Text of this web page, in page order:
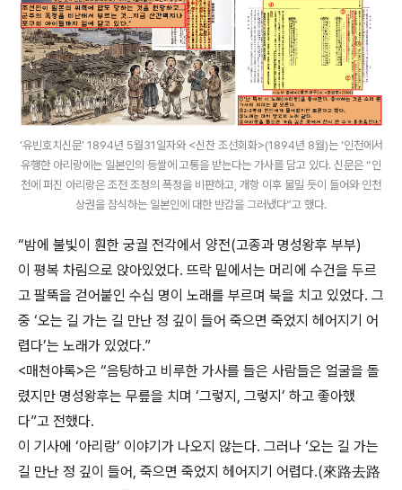
‘유빈호치신문’ 1894년 5월31일자와 <신찬 조선회화>(1894년 8월)는 ‘인천에서
유행한 아리랑에는 일본인의 등쌀에 고통을 받는다는 가사를 담고 있다. 신문은 “인
천에 퍼진 아리랑은 조전 조정의 폭정을 비판하고, 개항 이후 물밀 듯이 들어와 인천
상권을 잠식하는 일본인에 대한 반감을 그러냈다”고 했다.
“밤에 불빛이 훤한 궁궐 전각에서 양전(고종과 명성왕후 부부)
이 평복 차림으로 앉아있었다. 뜨락 밑에서는 머리에 수건을 두르
고 팔뚝을 걷어붙인 수십 명이 노래를 부르며 북을 치고 있었다. 그
중 ‘오는 길 가는 길 만난 정 깊이 들어 죽으면 죽었지 헤어지기 어
렵다’는 노래가 있었다.”
<매천야록>은 “음탕하고 비루한 가사를 들은 사람들은 얼굴을 돌
렸지만 명성왕후는 무릎을 치며 ‘그렇지, 그렇지’ 하고 좋아했
다”고 전했다.
이 기사에 ‘아리랑’ 이야기가 나오지 않는다. 그러나 ‘오는 길 가는
길 만난 정 깊이 들어, 죽으면 죽었지 헤어지기 어렵다.(來路去路